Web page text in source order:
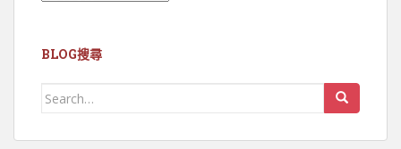
BLOG搜尋
Search